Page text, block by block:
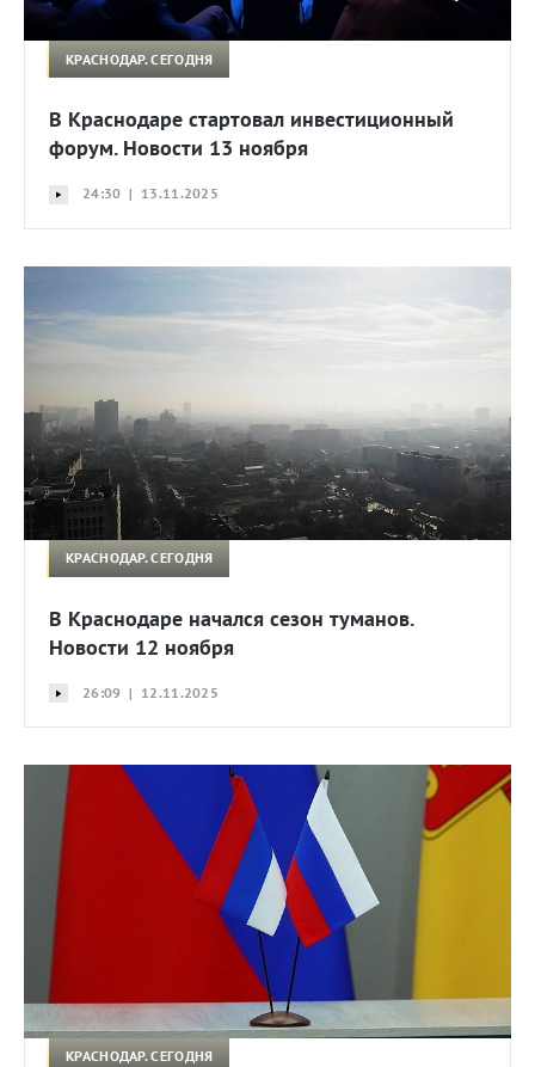
КРАСНОДАР. СЕГОДНЯ
В Краснодаре стартовал инвестиционный
форум. Новости 13 ноября
24:30 | 13.11.2025
КРАСНОДАР. СЕГОДНЯ
В Краснодаре начался сезон туманов.
Новости 12 ноября
26:09 | 12.11.2025
КРАСНОДАР. СЕГОДНЯ